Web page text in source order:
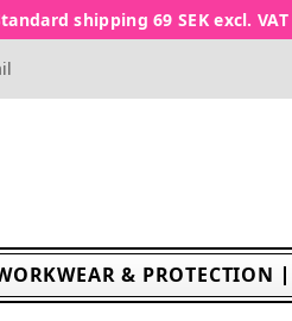
shipping 69 SEK excl.
& PROTECTION